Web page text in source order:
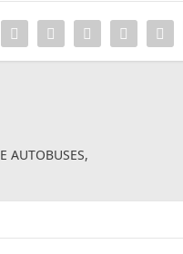
AUTOBUSES,